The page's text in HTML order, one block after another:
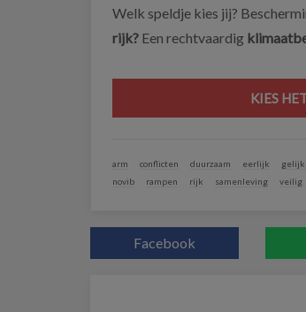
Welk speldje kies jij? B
rijk? Een rechtvaardig
KIES
arm conflicten duurzaam eerlijk
novib
rampen rijk samenleving veilig
Facebook